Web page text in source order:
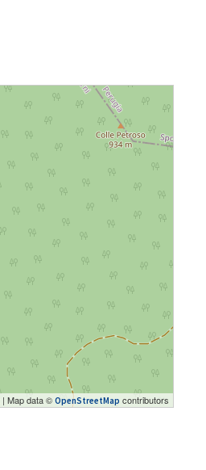
| Map data © OpenStreetMap contributors